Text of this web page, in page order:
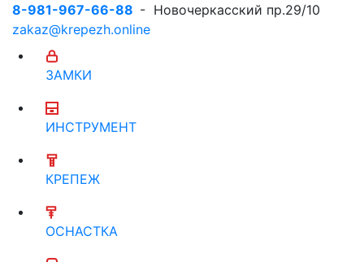
8-981-967-66-88 - Новочеркасский пр.29/10
zakaz@krepezh.online
ЗАМКИ
ИНСТРУМЕНТ
КРЕПЕЖ
ОСНАСТКА